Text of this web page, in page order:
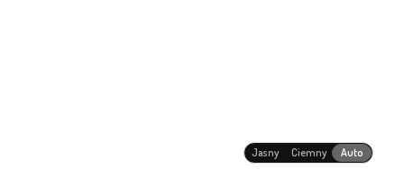
Jasny Ciemny Auto